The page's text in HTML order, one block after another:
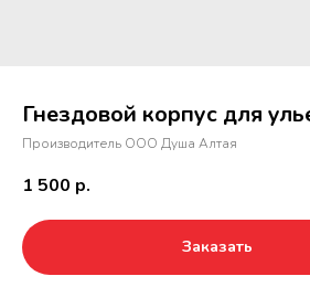
Гнездовой корпус для
Производитель ООО Душа Алтая
1 500 р.
Заказать